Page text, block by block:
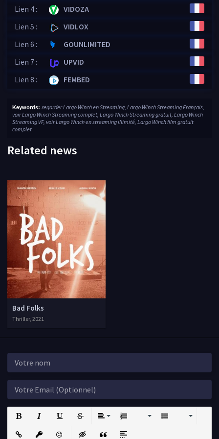
Lien 4 :
VIDOZA
Lien 5 :
VIDLOX
Lien 6 :
GOUNLIMITED
Lien 7 :
UPVID
Lien 8 :
FEMBED
Keywords: regarder Largo Winch en Streaming, Largo Winch Streaming Français,
voir Largo Winch Streaming complet, Largo Winch Streaming gratuit, Largo Winch
Streaming VF, voir Largo Winch en streaming illimité, Largo Winch film gratuit
complet
Related news
Bad Folks
Thriller, 2021
Strikethrough